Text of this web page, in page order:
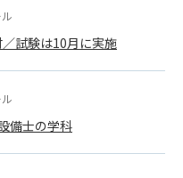
試験は10月に実施
備士の学科
ビスの運用を停止するこ
前に建設資料館WEB上で
りではありません。
者への届出内容に変更が
で変更の届出をするもの
が不利益を被ったとして
せん。